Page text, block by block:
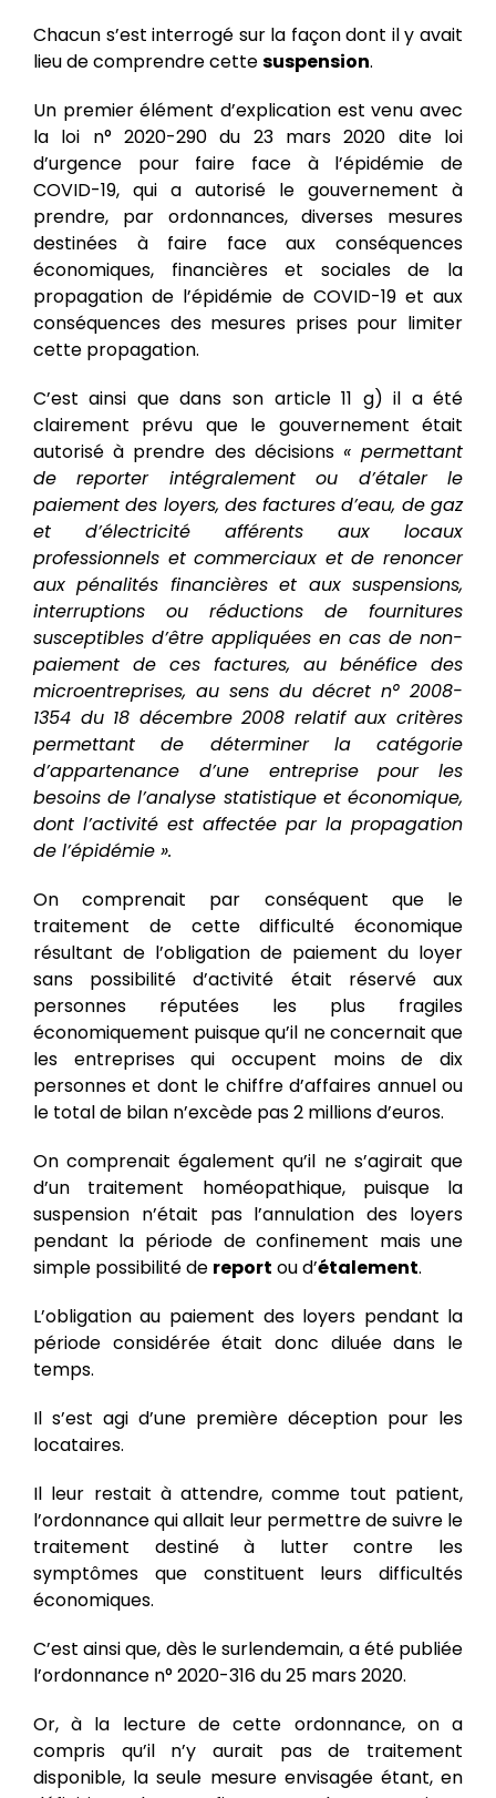
Chacun s’est interrogé sur la façon dont il y avait
lieu de comprendre cettesuspension.
Un premier élément d’explication est venu avec
la loi n° 2020-290 du 23 mars 2020 dite loi
d’urgence pour faire face à l’épidémie de
COVID-19, qui a autorisé le gouvernement à
prendre, par ordonnances, diverses mesures
destinées à faire face aux conséquences
économiques, financières et sociales de la
propagation de l’épidémie de COVID-19 et aux
conséquences des mesures prises pour limiter
cette propagation.
C’est ainsi que dans son article 11 g) il a été
clairement prévu que le gouvernement était
autorisé à prendre des décisions « permettant
de reporter intégralement ou d’étaler le
paiement des loyers, des factures d’eau, de gaz
et d’électricité afférents aux locaux
professionnels et commerciaux et de renoncer
aux pénalités financières et aux suspensions,
interruptions ou réductions de fournitures
susceptibles d’être appliquées en cas de non-
paiement de ces factures, au bénéfice des
microentreprises, au sens du décret n° 2008-
1354 du 18 décembre 2008 relatif aux critères
permettant de déterminer la catégorie
d’appartenance d’une entreprise pour les
besoins de l’analyse statistique et économique,
dont l’activité est affectée par la propagation
de l’épidémie ».
On comprenait par conséquent que le
traitement de cette difficulté économique
résultant de l’obligation de paiement du loyer
sans possibilité d’activité était réservé aux
personnes réputées les plus fragiles
économiquement puisque qu’il ne concernait que
les entreprises qui occupent moins de dix
personnes et dont le chiffre d’affaires annuel ou
le total de bilan n’excède pas 2 millions d’euros.
On comprenait également qu’il ne s’agirait que
d’un traitement homéopathique, puisque la
suspension n’était pas l’annulation des loyers
pendant la période de confinement mais une
simple possibilité de report ou d’étalement.
L’obligation au paiement des loyers pendant la
période considérée était donc diluée dans le
temps.
Il s’est agi d’une première déception pour les
locataires.
Il leur restait à attendre, comme tout patient,
l’ordonnance qui allait leur permettre de suivre le
traitement destiné à lutter contre les
symptômes que constituent leurs difficultés
économiques.
C’est ainsi que, dès le surlendemain, a été publiée
l’ordonnance n° 2020-316 du 25 mars 2020.
Or, à la lecture de cette ordonnance, on a
compris qu’il n’y aurait pas de traitement
disponible, la seule mesure envisagée étant, en